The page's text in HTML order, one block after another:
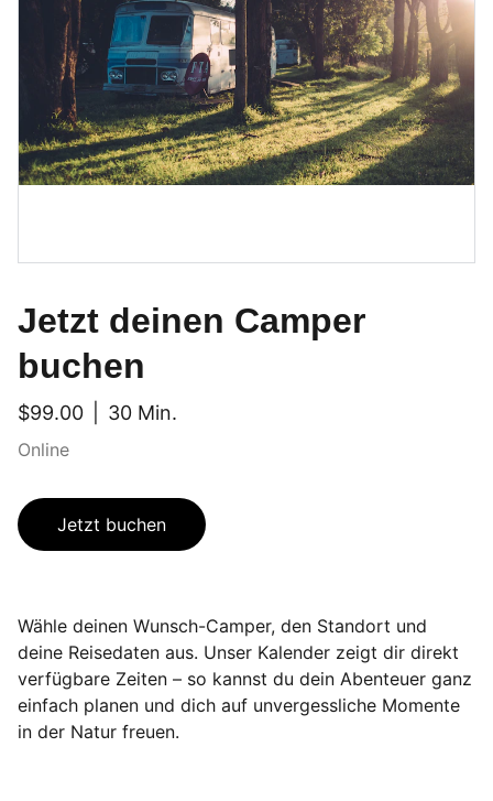
Jetzt deinen Camper
buchen
$99.00 30 Min.
Online
Jetzt buchen
Wähle deinen Wunsch-Camper, den Standort und
deine Reisedaten aus. Unser Kalender zeigt dir direkt
verfügbare Zeiten – so kannst du dein Abenteuer ganz
einfach planen und dich auf unvergessliche Momente
in der Natur freuen.